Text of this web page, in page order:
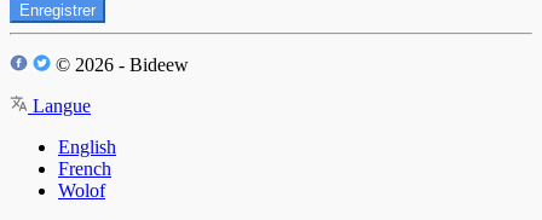
Enregistrer
© 2026 - Bideew
Langue
English
French
Wolof